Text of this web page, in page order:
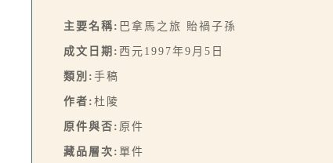
主要名稱: 巴拿馬之旅 貽禍子孫
成文日期: 西元1997年9月5日
類別: 手稿
作者: 杜陵
原件與否: 原件
藏品層次: 單件